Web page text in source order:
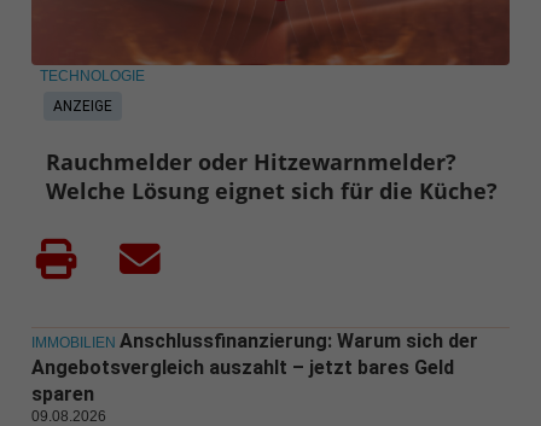
ANZEIGE
TECHNOLOGIE
Rauchmelder oder Hitzewarnmelder?
Welche Lösung eignet sich für die Küche?
IMMOBILIEN Anschlussfinanzierung: Warum sich der
Angebotsvergleich auszahlt – jetzt bares Geld
sparen
09.08.2026